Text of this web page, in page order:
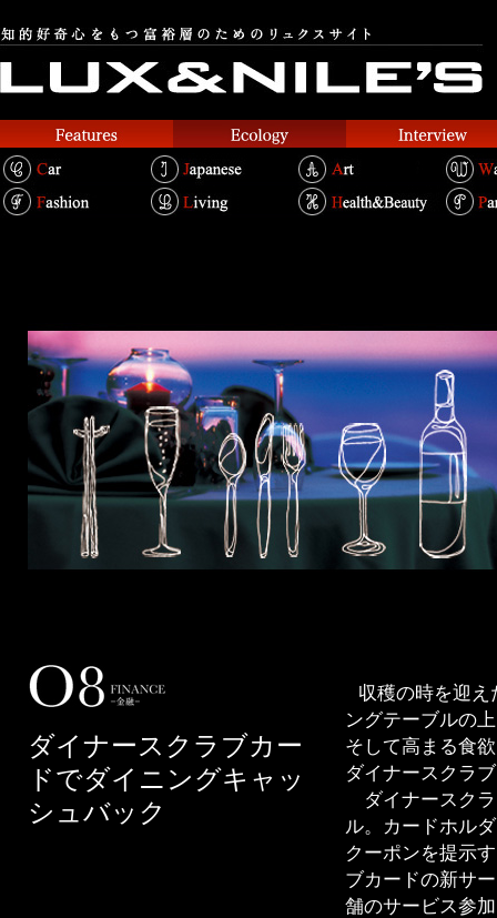
ダイナースクラブカー
ドでダイニングキャッ
シュバック
収穫の時を迎
ングテーブルの
そして高まる食
ダイナースクラ
ダイナースクラ
ル。カードホル
クーポンを提示
ブカードの新サ
舗のサービス参